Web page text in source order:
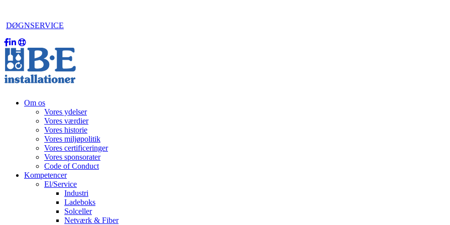
DØGNSERVICE
Om os
Vores ydelser
Vores værdier
Vores historie
Vores miljøpolitik
Vores certificeringer
Vores sponsorater
Code of Conduct
Kompetencer
El/Service
Industri
Ladeboks
Solceller
Netværk & Fiber